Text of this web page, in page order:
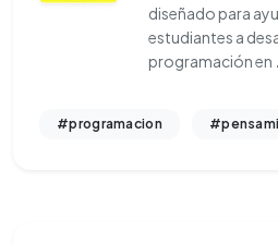
diseñado para
estudiantes a
programación en
#programacion